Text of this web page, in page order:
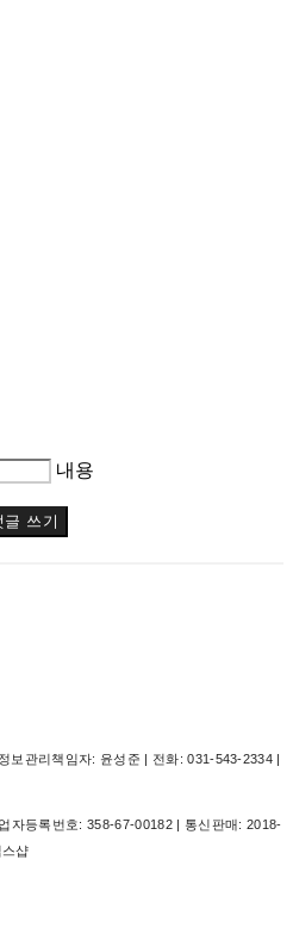
내용
글 쓰기
보관리책임자: 윤성준 | 전화: 031-543-2334 |
자등록번호: 358-67-00182| 통신판매: 2018-
샵